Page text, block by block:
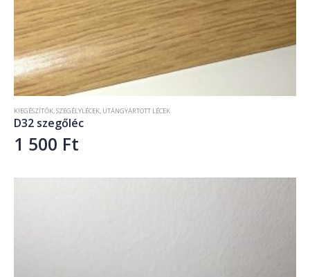
KIEGÉSZÍTŐK,SZEGÉLYLÉCEK, UTÁNGYÁRTOTT LÉCEK
D32 szegőléc
1 500 Ft